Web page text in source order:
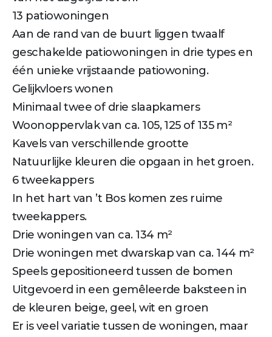
13 patiowoningen
Aan de rand van de buurt liggen twaalf
geschakelde patiowoningen in drie types en
één unieke vrijstaande patiowoning.
Gelijkvloers wonen
Minimaal twee of drie slaapkamers
Woonoppervlak van ca. 105, 125 of 135 m²
Kavels van verschillende grootte
Natuurlijke kleuren die opgaan in het groen.
6 tweekappers
In het hart van ’t Bos komen zes ruime
tweekappers.
Drie woningen van ca. 134 m²
Drie woningen met dwarskap van ca. 144 m²
Speels gepositioneerd tussen de bomen
Uitgevoerd in een gemêleerde baksteen in
de kleuren beige, geel, wit en groen
Er is veel variatie tussen de woningen, maar